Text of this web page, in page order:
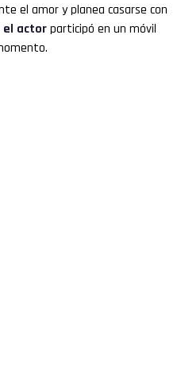
el amor y planea casarse con
el actorparticipó en un móvil